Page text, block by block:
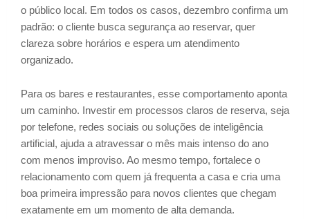
o público local. Em todos os casos, dezembro confirma um
padrão: o cliente busca segurança ao reservar, quer
clareza sobre horários e espera um atendimento
organizado.
Para os bares e restaurantes, esse comportamento aponta
um caminho. Investir em processos claros de reserva, seja
por telefone, redes sociais ou soluções de inteligência
artificial, ajuda a atravessar o mês mais intenso do ano
com menos improviso. Ao mesmo tempo, fortalece o
relacionamento com quem já frequenta a casa e cria uma
boa primeira impressão para novos clientes que chegam
exatamente em um momento de alta demanda.